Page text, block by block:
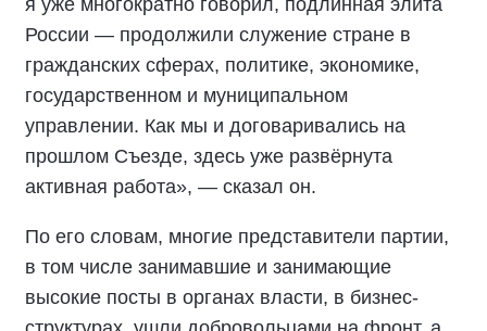
я уже многократно говорил, подлинная элита
России — продолжили служение стране в
гражданских сферах, политике, экономике,
государственном и муниципальном
управлении. Как мы и договаривались на
прошлом Съезде, здесь уже развёрнута
активная работа», — сказал он.
По его словам, многие представители партии,
в том числе занимавшие и занимающие
высокие посты в органах власти, в бизнес-